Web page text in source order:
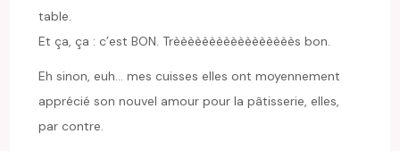
table.
Et ça, ça : c’est BON. Trèèèèèèèèèèèèèèèèès bon.
Eh sinon, euh… mes cuisses elles ont moyennement
apprécié son nouvel amour pour la pâtisserie, elles,
par contre.